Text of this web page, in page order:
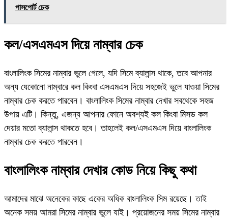
পাসপোর্ট চেক
কল/এসএমএস দিয়ে নাম্বার চেক
বাংলালিংক সিমের নাম্বার ভুলে গেলে, যদি সিমে ব্যালান্স থাকে, তবে আপনার
অন্য যেকোনো নাম্বারে কল কিংবা এসএমএস দিয়ে সহজেই ভুলে যাওয়া সিমের
নাম্বার চেক করতে পারবেন। বাংলালিংক সিমের নাম্বার দেখার সবথেকে সহজ
উপায় এটি। কিন্তু, এজন্য আপনার ফোনে অবশ্যই কল কিংবা মিসড কল
দেয়ার মতো ব্যালান্স থাকতে হবে। তাহলেই কল/এসএমএস দিয়ে বাংলালিংক
নাম্বার চেক করতে পারবেন।
বাংলালিংক নাম্বার দেখার কোড নিয়ে কিছু কথা
আমাদের মাঝে অনেকের কাছে একের অধিক বাংলালিংক সিম রয়েছে। তাই
অনেক সময় আমরা সিমের নাম্বার ভুলে যাই। প্রয়োজনের সময় সিমের নাম্বার